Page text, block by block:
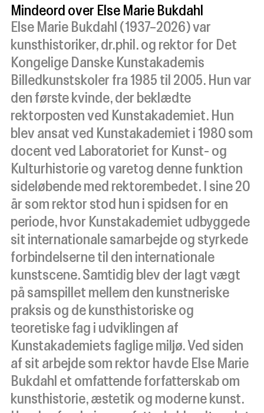
Mindeord over Else Marie Bukdahl
Else Marie Bukdahl (1937–2026) var
kunsthistoriker, dr.phil. og rektor for Det
Kongelige Danske Kunstakademis
Billedkunstskoler fra 1985 til 2005. Hun var
den første kvinde, der beklædte
rektorposten ved Kunstakademiet. Hun
blev ansat ved Kunstakademiet i 1980 som
docent ved Laboratoriet for Kunst- og
Kulturhistorie og varetog denne funktion
sideløbende med rektorembedet. I sine 20
år som rektor stod hun i spidsen for en
periode, hvor Kunstakademiet udbyggede
sit internationale samarbejde og styrkede
forbindelserne til den internationale
kunstscene. Samtidig blev der lagt vægt
på samspillet mellem den kunstneriske
praksis og de kunsthistoriske og
teoretiske fag i udviklingen af
Kunstakademiets faglige miljø. Ved siden
af sit arbejde som rektor havde Else Marie
Bukdahl et omfattende forfatterskab om
kunsthistorie, æstetik og moderne kunst.